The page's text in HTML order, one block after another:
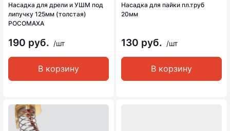
Насадка для дрели и УШМ под
липучку 125мм (толстая)
РОСОМАХА
190 руб. /шт
В корзину
Насадка для пайки пл.труб
20мм
130 руб. /шт
В корзину